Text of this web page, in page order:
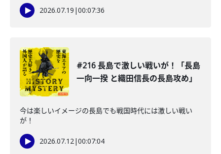
2026.07.19 |00:07:36
#216 長島で激しい戦いが！「長島
一向一揆 と織田信長の長島攻め」
今は楽しいイメージの長島でも戦国時代には激しい戦い
が！
2026.07.12|00:07:04